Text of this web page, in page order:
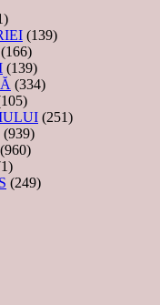
(139)
(166)
(139)
(334)
(251)
(939)
(960)
(249)